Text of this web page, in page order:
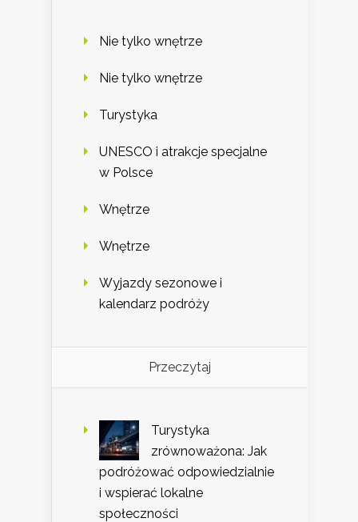
Nie tylko wnętrze
Nie tylko wnętrze
Turystyka
UNESCO i atrakcje specjalne
w Polsce
Wnętrze
Wnętrze
Wyjazdy sezonowe i
kalendarz podróży
Przeczytaj
Turystyka
zrównoważona: Jak
podróżować odpowiedzialnie
i wspierać lokalne
społeczności